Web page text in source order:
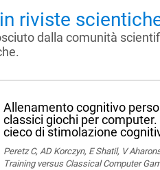
riviste
dalla comunità
Allenamento cognitivo
classici giochi per
cieco di stimolazione
Peretz C, AD Korczyn, E Shatil, V
Training versus Classical Computer